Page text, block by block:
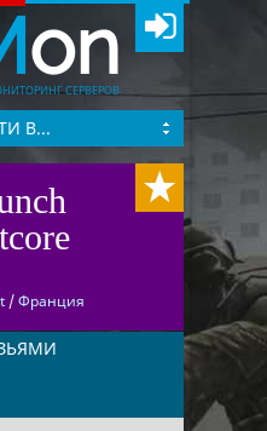
on
СЕРВЕРОВ
В...
/Франция